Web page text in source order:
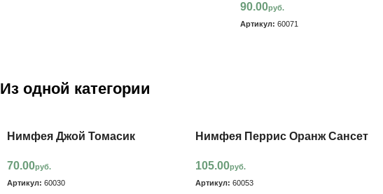
90.00руб.
Артикул: 60071
Из одной категории
Нимфея Джой Томасик
70.00руб.
Артикул: 60030
Нимфея Перрис Оранж Сансет
105.00руб.
Артикул: 60053